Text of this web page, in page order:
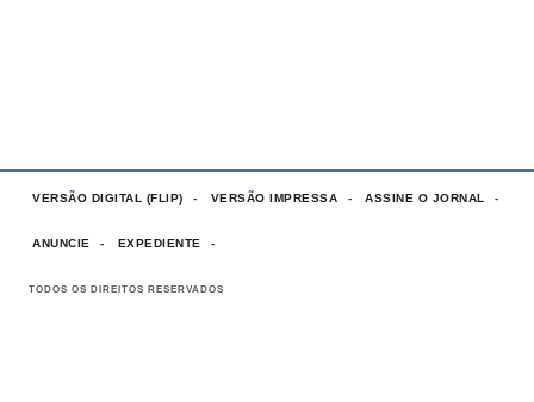
VERSÃO DIGITAL (FLIP) VERSÃO IMPRESSA ASSINE O JORNAL
ANUNCIE EXPEDIENTE
TODOS OS DIREITOS RESERVADOS